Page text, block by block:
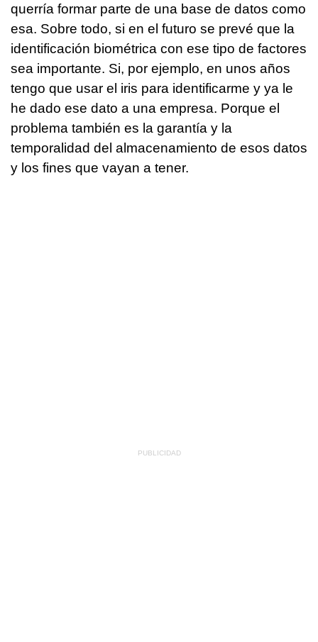
querría formar parte de una base de datos como
esa. Sobre todo, si en el futuro se prevé que la
identificación biométrica con ese tipo de factores
sea importante. Si, por ejemplo, en unos años
tengo que usar el iris para identificarme y ya le
he dado ese dato a una empresa. Porque el
problema también es la garantía y la
temporalidad del almacenamiento de esos datos
y los fines que vayan a tener.